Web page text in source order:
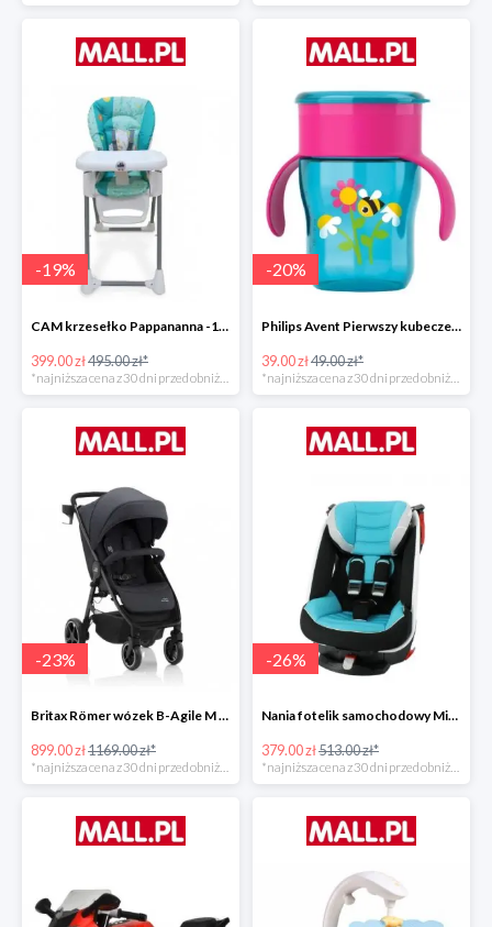
-19%
CAM krzesełko Pappananna -19%
399.00 zł495.00 zł*
*najniższa cena z 30 dni przed obniżką
-20%
Philips Avent Pierwszy kubeczek 260 ml -20%
39.00 zł49.00 zł*
*najniższa cena z 30 dni przed obniżką
-23%
Britax Römer wózek B-Agile M Black Shadow 2020 -23%
899.00 zł1169.00 zł*
*najniższa cena z 30 dni przed obniżką
-26%
Nania fotelik samochodowy Migo Saturn Premium Sky -26%
379.00 zł513.00 zł*
*najniższa cena z 30 dni przed obniżką